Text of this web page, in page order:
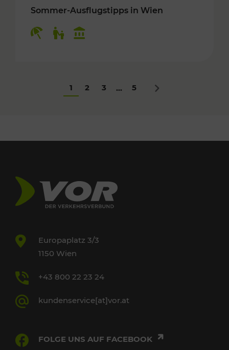
Sommer-Ausflugstipps in Wien
1 2 3 ... 5 Nächstes
Europaplatz 3/3
1150 Wien
+43 800 22 23 24
kundenservice[at]vor.at
FOLGE UNS AUF FACEBOOK